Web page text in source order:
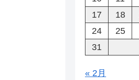
17
18
24
25
31
« 2月